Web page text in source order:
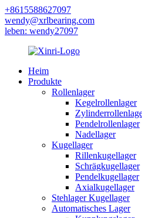
+8615588627097
wendy@xrlbearing.com
leben: wendy27097
Heim
Produkte
Rollenlager
Kegelrollenlager
Pendelrollenlager
Nadellager
Kugellager
Rillenkugellager
Schrägkugellager
Pendelkugellager
Axialkugellager
Stehlager Kugellager
Automatisches Lager